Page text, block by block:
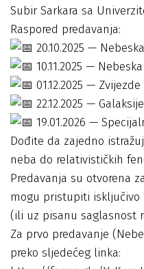
Subir Sarkara sa
Raspored predavanja:
20.10.2025 —
10.11.2025 —
01.12.2025 — Zvijezde
22.12.2025 — Galaksije
19.01.2026 —
Dođite da zajedno
neba do relativističkih
Predavanja su otvorena
mogu pristupiti
(ili uz pisanu saglasnost
Za prvo predavanje
preko sljedećeg linka: